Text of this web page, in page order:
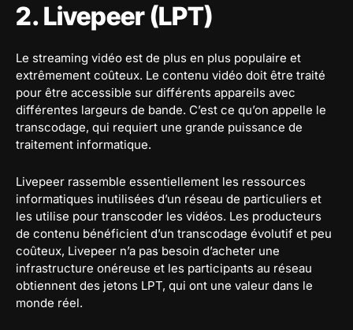
2. Livepeer (LPT)
Le streaming vidéo est de plus en plus populaire et
extrêmement coûteux. Le contenu vidéo doit être traité
pour être accessible sur différents appareils avec
différentes largeurs de bande. C’est ce qu’on appelle le
transcodage, qui requiert une grande puissance de
traitement informatique.
Livepeer rassemble essentiellement les ressources
informatiques inutilisées d’un réseau de particuliers et
les utilise pour transcoder les vidéos. Les producteurs
de contenu bénéficient d’un transcodage évolutif et peu
coûteux, Livepeer n’a pas besoin d’acheter une
infrastructure onéreuse et les participants au réseau
obtiennent des jetons LPT, qui ont une valeur dans le
monde réel.